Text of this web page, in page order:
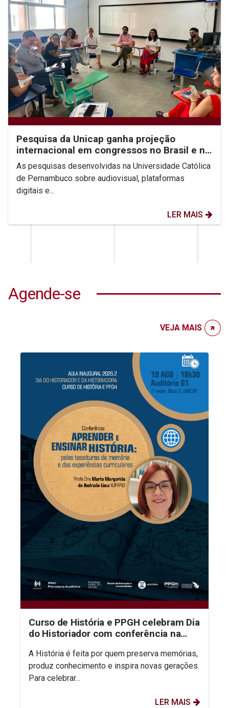
Pesquisa da Unicap ganha projeção
internacional em congressos no Brasil e no
México
As pesquisas desenvolvidas na Universidade Católica
de Pernambuco sobre audiovisual, plataformas
digitais e...
LER MAIS
Agende-se
VEJA MAIS
Curso de História e PPGH celebram Dia
do Historiador com conferência na
A História é feita por quem preserva memórias,
produz conhecimento e inspira novas gerações.
Para celebrar...
LER MAIS